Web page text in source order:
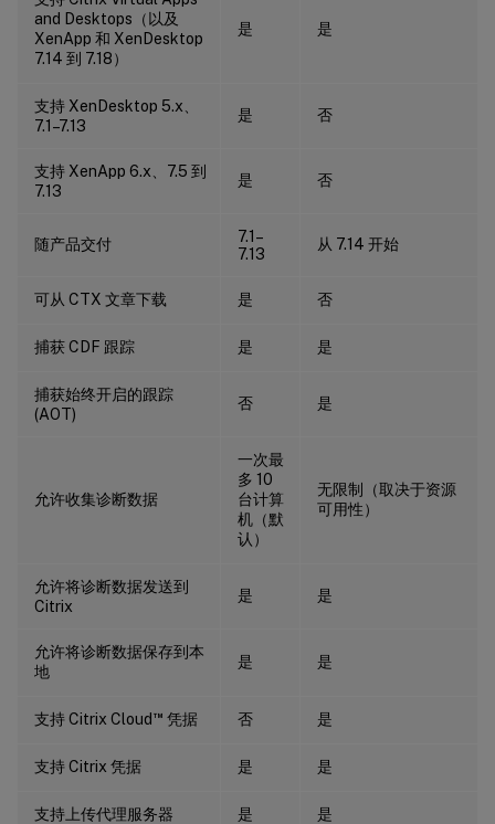
and Desktops（以及
XenApp 和 XenDesktop
7.14 到 7.18）
是 是
支持 XenDesktop 5.x、
7.1–7.13
是 否
支持 XenApp 6.x、7.5 到
7.13
是 否
随产品交付
7.1–
7.13
从 7.14 开始
可从 CTX 文章下载 是 否
捕获 CDF 跟踪 是 是
捕获始终开启的跟踪
(AOT)
否 是
允许收集诊断数据
一次最
多 10
台计算
机（默
认）
无限制（取决于资源
可用性）
允许将诊断数据发送到
Citrix
是 是
允许将诊断数据保存到本
地
是 是
支持 Citrix Cloud™ 凭据 否 是
支持 Citrix 凭据 是 是
支持上传代理服务器 是 是